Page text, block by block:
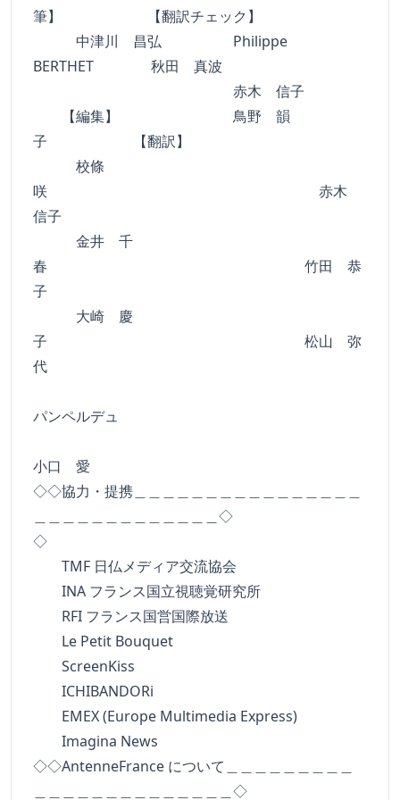
筆】 【翻訳チェック】
中津川 昌弘 Philippe
BERTHET 秋田 真波
赤木 信子
【編集】 鳥野 韻
子 【翻訳】
校條
咲 赤木
信子
金井 千
春 竹田 恭
子
大崎 慶
子 松山 弥
代
パンペルデュ
小口 愛
◇◇協力・提携＿＿＿＿＿＿＿＿＿＿＿＿＿＿＿＿
＿＿＿＿＿＿＿＿＿＿＿＿＿◇
◇
TMF 日仏メディア交流協会
INA フランス国立視聴覚研究所
RFI フランス国営国際放送
Le Petit Bouquet
ScreenKiss
ICHIBANDORi
EMEX (Europe Multimedia Express)
Imagina News
◇◇AntenneFrance について＿＿＿＿＿＿＿＿＿
＿＿＿＿＿＿＿＿＿＿＿＿＿＿◇